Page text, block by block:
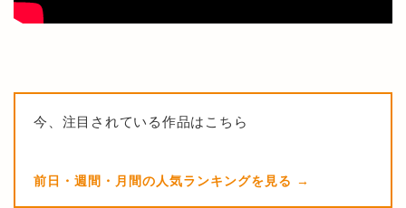
今、注目されている作品はこちら
前日・週間・月間の人気ランキングを見る